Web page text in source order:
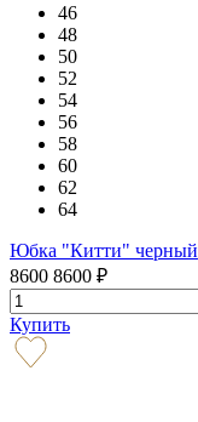
46
48
50
52
54
56
58
60
62
64
Юбка "Китти" черный
8600 8600 ₽
Купить